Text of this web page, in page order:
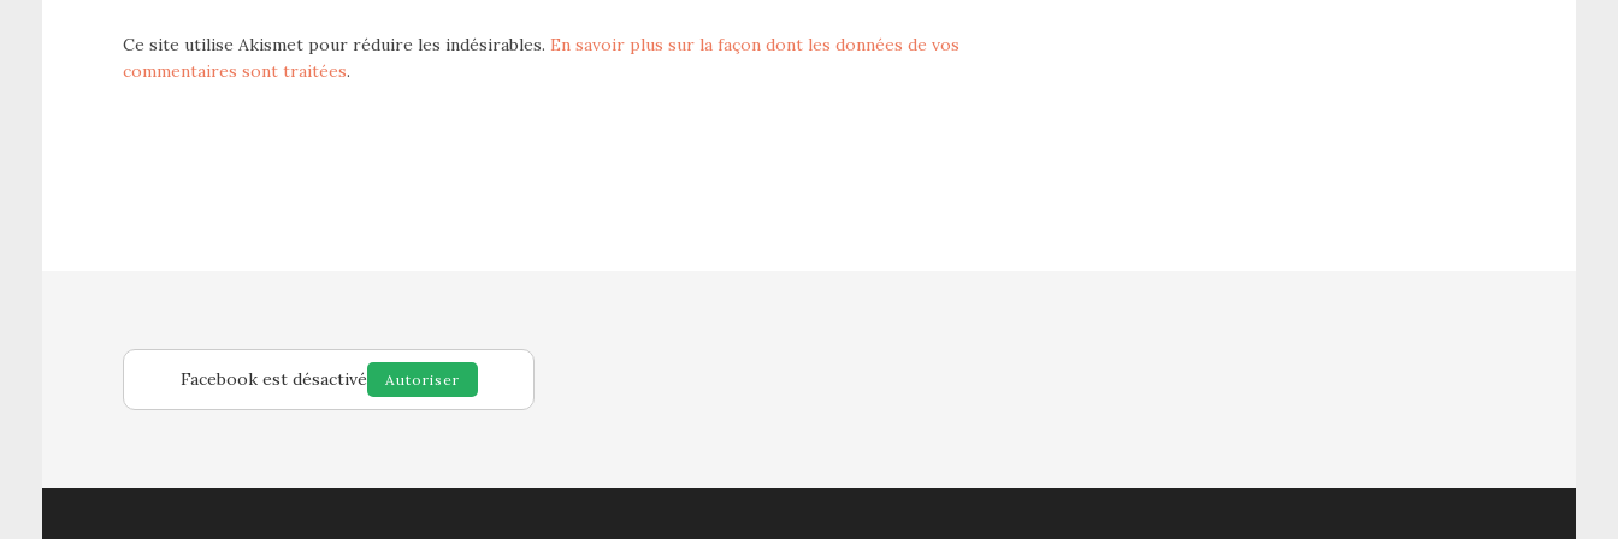
Ce site utilise Akismet pour réduire les indésirables. En savoir plus sur la façon dont les données de vos
commentaires sont traitées.
Facebook est désactivé Autoriser